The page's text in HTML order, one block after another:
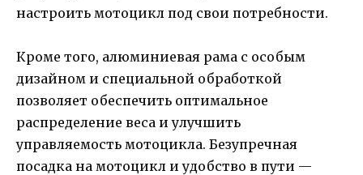
настроить мотоцикл под свои потребности.
Кроме того, алюминиевая рама с особым
дизайном и специальной обработкой
позволяет обеспечить оптимальное
распределение веса и улучшить
управляемость мотоцикла. Безупречная
посадка на мотоцикл и удобство в пути —